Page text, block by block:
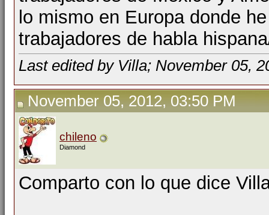
lo mismo en Europa donde
trabajadores de habla
Last edited by Villa; November 05,
November 05, 2012, 03:50 PM
chileno
Diamond
Comparto con lo que dice